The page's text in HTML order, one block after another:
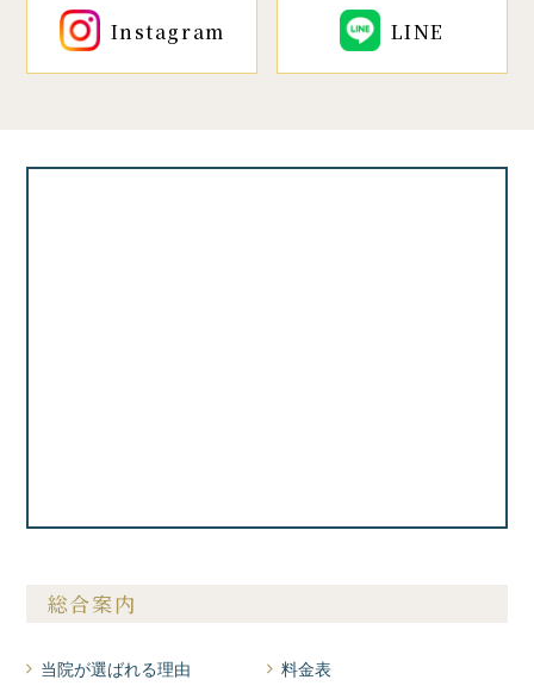
Instagram LINE
総合案内
当院が選ばれる理由
料金表